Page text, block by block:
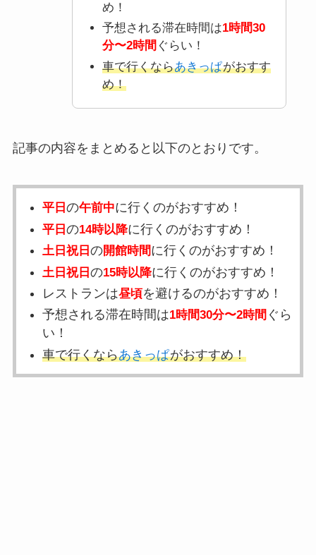
め！
予想される滞在時間は1時間30
分〜2時間 ぐらい！
車で行くならあきっぱがおすす
め！
記事の内容をまとめると以下のとおりです。
平日 の午前中に行くのがおすすめ！
平日 の14時以降に行くのがおすすめ！
土日祝日 の開館時間に行くのがおすすめ！
土日祝日 の15時以降に行くのがおすすめ！
レストランは昼頃を避けるのがおすすめ！
予想される滞在時間は1時間30分〜2時間 ぐら
い！
車で行くならあきっぱがおすすめ！